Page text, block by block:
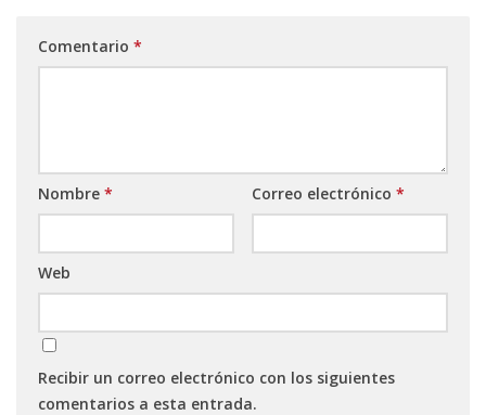
Comentario *
Nombre * Correo electrónico *
Web
Recibir un correo electrónico con los siguientes
comentarios a esta entrada.